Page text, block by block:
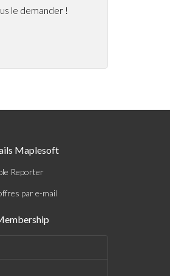
le demander !
Maplesoft
Reporter
par e-mail